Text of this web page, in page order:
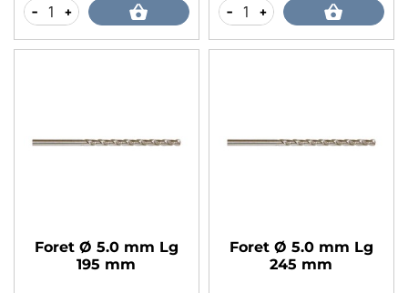
- + - +
Foret Ø 5.0 mm Lg
195 mm
Foret Ø 5.0 mm Lg
245 mm